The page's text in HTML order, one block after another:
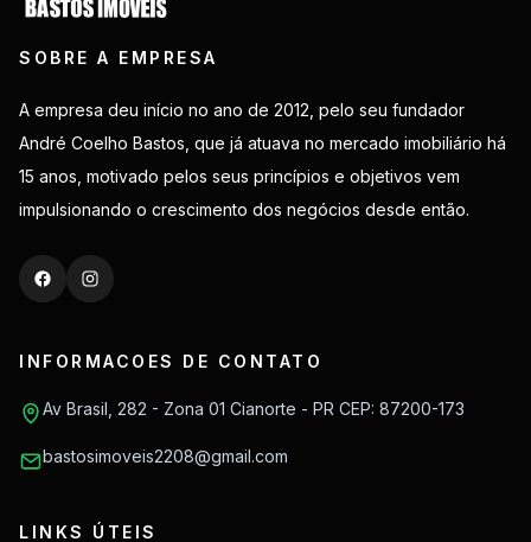
SOBRE A EMPRESA
A empresa deu início no ano de 2012, pelo seu fundador
André Coelho Bastos, que já atuava no mercado imobiliário há
15 anos, motivado pelos seus princípios e objetivos vem
impulsionando o crescimento dos negócios desde então.
INFORMACOES DE CONTATO
Av Brasil, 282 - Zona 01 Cianorte - PR CEP: 87200-173
bastosimoveis2208@gmail.com
LINKS ÚTEIS